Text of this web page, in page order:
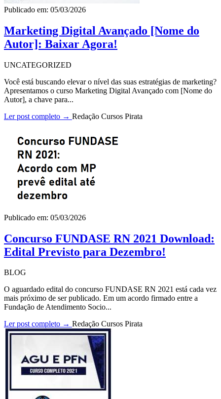
Publicado em: 05/03/2026
Marketing Digital Avançado [Nome do
Autor]: Baixar Agora!
UNCATEGORIZED
Você está buscando elevar o nível das suas estratégias de marketing?
Apresentamos o curso Marketing Digital Avançado com [Nome do
Autor], a chave para...
Ler post completo → Redação Cursos Pirata
Publicado em: 05/03/2026
Concurso FUNDASE RN 2021 Download:
Edital Previsto para Dezembro!
BLOG
O aguardado edital do concurso FUNDASE RN 2021 está cada vez
mais próximo de ser publicado. Em um acordo firmado entre a
Fundação de Atendimento Socio...
Ler post completo → Redação Cursos Pirata